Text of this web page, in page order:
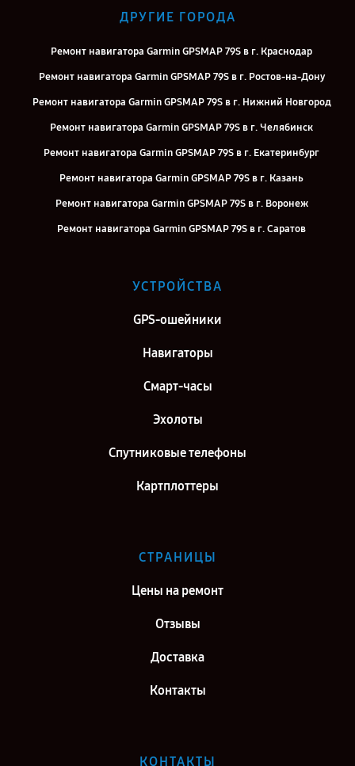
ДРУГИЕ ГОРОДА
Ремонт навигатора Garmin GPSMAP 79S в г. Краснодар
Ремонт навигатора Garmin GPSMAP 79S в г. Ростов-на-Дону
Ремонт навигатора Garmin GPSMAP 79S в г. Нижний Новгород
Ремонт навигатора Garmin GPSMAP 79S в г. Челябинск
Ремонт навигатора Garmin GPSMAP 79S в г. Екатеринбург
Ремонт навигатора Garmin GPSMAP 79S в г. Казань
Ремонт навигатора Garmin GPSMAP 79S в г. Воронеж
Ремонт навигатора Garmin GPSMAP 79S в г. Саратов
Ремонт навигатора Garmin GPSMAP 79S в г. Киров
УСТРОЙСТВА
GPS-ошейники
Навигаторы
Смарт-часы
Эхолоты
Спутниковые телефоны
Картплоттеры
СТРАНИЦЫ
Цены на ремонт
Отзывы
Доставка
Контакты
КОНТАКТЫ